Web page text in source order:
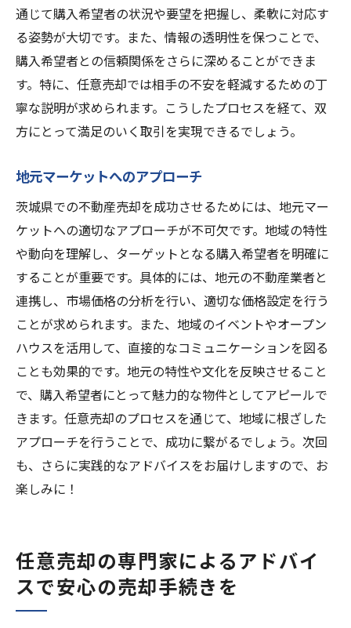
通じて購入希望者の状況や要望を把握し、柔軟に対応す
る姿勢が大切です。また、情報の透明性を保つことで、
購入希望者との信頼関係をさらに深めることができま
す。特に、任意売却では相手の不安を軽減するための丁
寧な説明が求められます。こうしたプロセスを経て、双
方にとって満足のいく取引を実現できるでしょう。
地元マーケットへのアプローチ
茨城県での不動産売却を成功させるためには、地元マー
ケットへの適切なアプローチが不可欠です。地域の特性
や動向を理解し、ターゲットとなる購入希望者を明確に
することが重要です。具体的には、地元の不動産業者と
連携し、市場価格の分析を行い、適切な価格設定を行う
ことが求められます。また、地域のイベントやオープン
ハウスを活用して、直接的なコミュニケーションを図る
ことも効果的です。地元の特性や文化を反映させること
で、購入希望者にとって魅力的な物件としてアピールで
きます。任意売却のプロセスを通じて、地域に根ざした
アプローチを行うことで、成功に繋がるでしょう。次回
も、さらに実践的なアドバイスをお届けしますので、お
楽しみに！
任意売却の専門家によるアドバイ
スで安心の売却手続きを